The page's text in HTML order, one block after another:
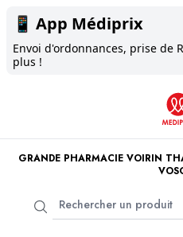
📱 App Médiprix
Envoi d'ordonnances, prise de
plus !
GRANDE PHARMACIE VOIRIN